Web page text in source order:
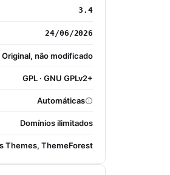
3.4
24/06/2026
Original, não modificado
GPL · GNU GPLv2+
Automáticas
Domínios ilimitados
Themes, ThemeForest